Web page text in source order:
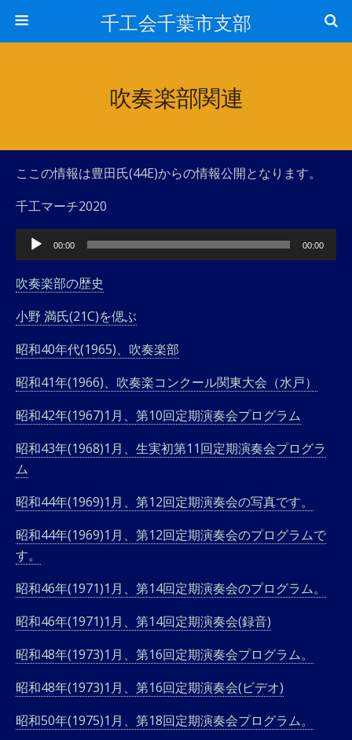
千工会千葉市支部
吹奏楽部関連
ここの情報は豊田氏(44E)からの情報公開となります。
千工マーチ2020
声
プ
ー
ヤ
ー
00:00 00:00
吹奏楽部の歴史
小野 満氏(21C)を偲ぶ
昭和40年代(1965)、吹奏楽部
昭和41年(1966)、吹奏楽コンクール関東大会（水戸）
昭和42年(1967)1月、第10回定期演奏会プログラム
昭和43年(1968)1月、生実初第11回定期演奏会プログラ
ム
昭和44年(1969)1月、第12回定期演奏会の写真です。
昭和44年(1969)1月、第12回定期演奏会のプログラムで
す。
昭和46年(1971)1月、第14回定期演奏会のプログラム。
昭和46年(1971)1月、第14回定期演奏会(録音)
昭和48年(1973)1月、第16回定期演奏会プログラム。
昭和48年(1973)1月、第16回定期演奏会(ビデオ)
昭和50年(1975)1月、第18回定期演奏会プログラム。